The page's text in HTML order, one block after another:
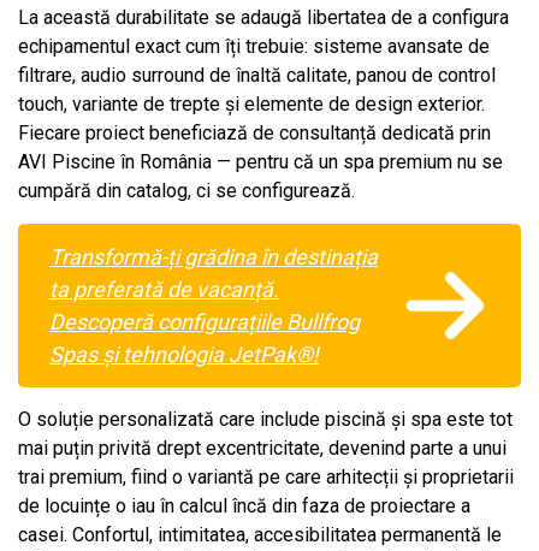
La această durabilitate se adaugă libertatea de a configura
echipamentul exact cum îți trebuie: sisteme avansate de
filtrare, audio surround de înaltă calitate, panou de control
touch, variante de trepte și elemente de design exterior.
Fiecare proiect beneficiază de consultanță dedicată prin
AVI Piscine în România — pentru că un spa premium nu se
cumpără din catalog, ci se configurează.
Transformă-ți grădina în destinația
ta preferată de vacanță.
Descoperă configurațiile Bullfrog
Spas și tehnologia JetPak®!
O soluție personalizată care include piscină și spa este tot
mai puțin privită drept excentricitate, devenind parte a unui
trai premium, fiind o variantă pe care arhitecții și proprietarii
de locuințe o iau în calcul încă din faza de proiectare a
casei. Confortul, intimitatea, accesibilitatea permanentă le